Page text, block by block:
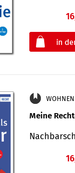
WOHNEN
Meine